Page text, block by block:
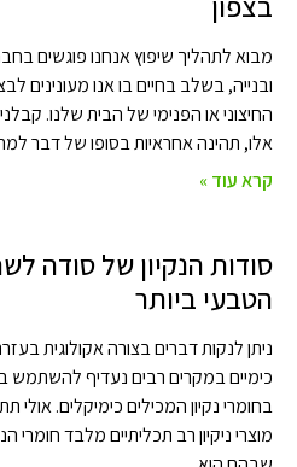
מבוא לתהליך שיפוץ אנחנו פוגשים
ובנייה, בשלב בחיים בו אנו מעונינים
החיצוני או הפנימי של הבית שלנו.
אלו, תהינה אחראיות בסופו של דבר
קרא עוד »
סודות הנקיון של סודה
הטבעי ביותר
ניתן לנקות דברים בצורה אקולוגית
כימיים במקרים רבים נעדיף להשתמש
בחומרי נקיון המכילים כימיקלים. אולי
מוצרי ניקיון רב תכליתיים מלבד חומרי